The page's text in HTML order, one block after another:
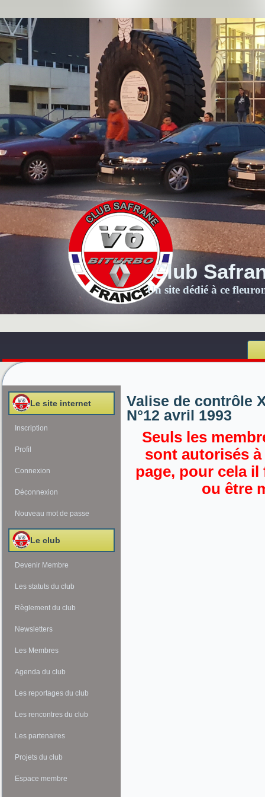
Club
Un site dédié à ce
Le site internet
Inscription
Profil
Connexion
Déconnexion
Nouveau mot de passe
Le club
Devenir Membre
Les statuts du club
Règlement du club
Newsletters
Les Membres
Agenda du club
Les reportages du club
Les rencontres du club
Les partenaires
Projets du club
Espace membre
Valise de contrôle
N°12 avril 1993
Seuls les
sont autorisés
page, pour cela
ou être